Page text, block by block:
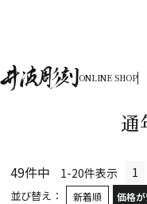
ONLINE SHOP
HOME
通
並び替え 新着順 価格
49件中 1-20件表示 1